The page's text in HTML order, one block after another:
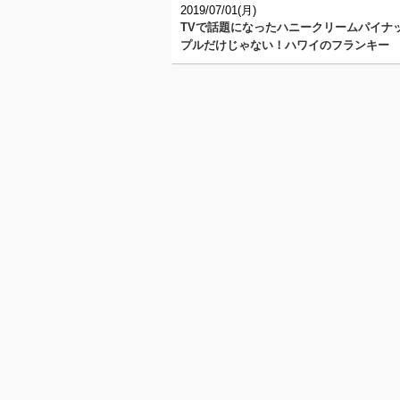
2019/07/01(月)
TVで話題になったハニークリームパイナ
プルだけじゃない！ハワイのフランキー
ズ・･･･